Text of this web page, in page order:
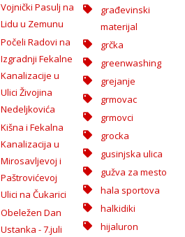
Vojnički Pasulj na
Lidu u Zemunu
Počeli Radovi na
Izgradnji Fekalne
Kanalizacije u
Ulici Živojina
Nedeljkovića
Kišna i Fekalna
Kanalizacija u
Mirosavljevoj i
Paštrovićevoj
Ulici na Čukarici
Obeležen Dan
Ustanka - 7.juli
građevinski
materijal
grčka
greenwashing
grejanje
grmovac
grmovci
grocka
gusinjska ulica
gužva za mesto
hala sportova
halkidiki
hijaluron